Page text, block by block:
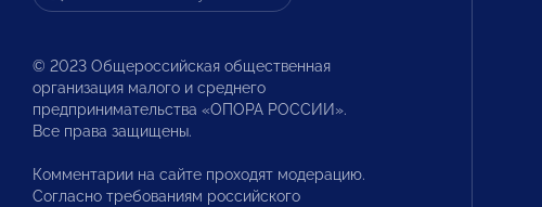
© 2023 Общероссийская общественная
организация малого и среднего
предпринимательства «ОПОРА РОССИИ».
Все права защищены.
Комментарии на сайте проходят модерацию.
Согласно требованиям российского